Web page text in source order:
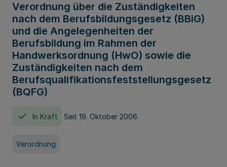
Verordnung über die Zuständigkeiten
nach dem Berufsbildungsgesetz (BBiG)
und die Angelegenheiten der
Berufsbildung im Rahmen der
Handwerksordnung (HwO) sowie die
Zuständigkeiten nach dem
Berufsqualifikationsfeststellungsgesetz
(BQFG)
In Kraft Seit 19. Oktober 2006
Verordnung